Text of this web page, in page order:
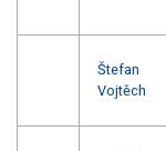
Štefan
Vojtěch